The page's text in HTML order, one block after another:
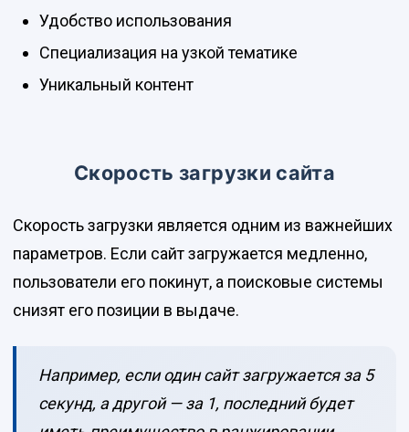
Удобство использования
Специализация на узкой тематике
Уникальный контент
Скорость загрузки сайта
Скорость загрузки является одним из важнейших
параметров. Если сайт загружается медленно,
пользователи его покинут, а поисковые системы
снизят его позиции в выдаче.
Например, если один сайт загружается за 5
секунд, а другой — за 1, последний будет